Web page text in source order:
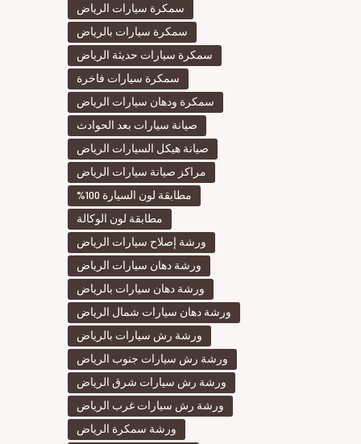
سمكرة سيارات الرياض
سمكرة سيارات بالرياض
سمكرة سيارات حديثة الرياض
سمكرة سيارات فاخرة
سمكرة ودهان سيارات الرياض
صيانة سيارات بعد الحوادث
صيانة هيكل السيارات الرياض
مراكز صيانة سيارات الرياض
مطابقة لون السيارة 100%
مطابقة لون الوكالة
ورشة إصلاح سيارات الرياض
ورشة دهان سيارات الرياض
ورشة دهان سيارات بالرياض
ورشة دهان سيارات شمال الرياض
ورشة رش سيارات بالرياض
ورشة رش سيارات جنوب الرياض
ورشة رش سيارات شرق الرياض
ورشة رش سيارات غرب الرياض
ورشة سمكرة الرياض